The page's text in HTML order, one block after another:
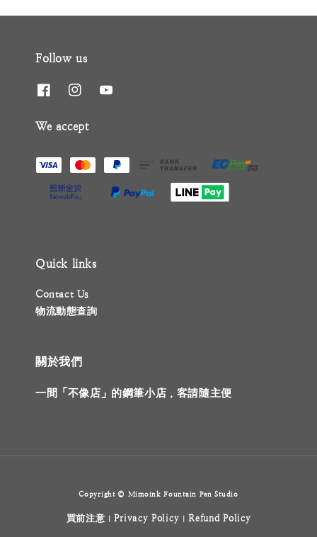
Follow us
We accept
Quick links
Contact Us
物流動態查詢
關於我們
一間「不像店」的鋼筆小店，客請隨主便
Copyright © Mimoink Fountain Pen Studio
買前注意 Privacy Policy Refund Policy